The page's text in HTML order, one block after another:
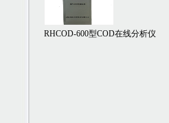
RHCOD-600型COD在线分析仪